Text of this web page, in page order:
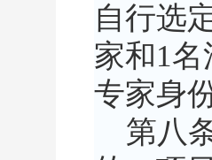
自行选
家和1
专家身
第八